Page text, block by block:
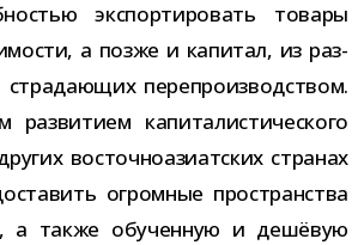
экс­пор­ти­ро­вать товары
а позже и капи­тал, из раз­
пере­про­из­вод­ством.
раз­ви­тием капи­та­ли­сти­че­ского
восточ­но­ази­ат­ских стра­нах
огром­ные про­стран­ства
а также обу­чен­ную и дешё­вую